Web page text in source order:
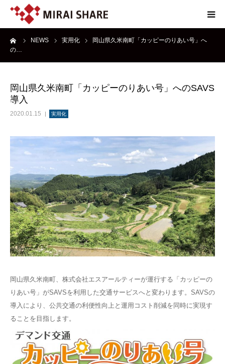
NEWS 実用化
岡山県久米南町「カッピーのりあい号」へ
の…
岡山県久米南町「カッピーのりあい号」へのSAVS
導入
2020.01.15 実用化
岡山県久米南町、株式会社エスアールティーが運行する「カッピーの
りあい号」がSAVSを利用した交通サービスへと変わります。SAVSの
導入により、公共交通の利便性向上と運用コスト削減を同時に実現す
ることを目指します。
NEWS